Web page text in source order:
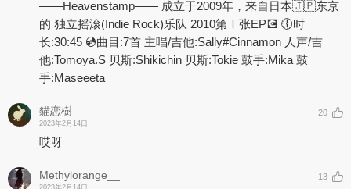
——Heavenstamp—— 成立于2009年，来自日本🇯🇵东京
的 独立摇滚(Indie Rock)乐队 2010第Ⅰ张EP💽 🕕时
长:30:45 💿曲目:7首 主唱/吉他:Sally#Cinnamon 人声/吉
他:Tomoya.S 贝斯:Shikichin 贝斯:Tokie 鼓手:Mika 鼓
手:Maseeeta
貓恋樹
2023年2月14日
20
哎呀
Methylorange__ 13